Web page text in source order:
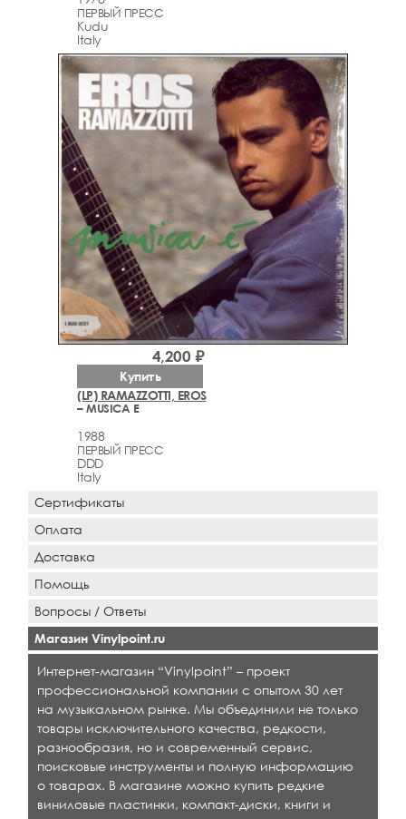
ПЕРВЫЙ ПРЕСС
Kudu
Italy
(LP) RAMAZZOTTI, EROS
– MUSICA E
1988
ПЕРВЫЙ ПРЕСС
DDD
Italy
4,200 ₽
Купить
Сертификаты
Оплата
Доставка
Помощь
Вопросы / Ответы
Магазин Vinylpoint.ru
Интернет-магазин “Vinylpoint” – проект
профессиональной компании с опытом 30 лет
на музыкальном рынке. Мы объединили не только
товары исключительного качества, редкости,
разнообразия, но и современный сервис,
поисковые инструменты и полную информацию
о товарах. В магазине можно купить редкие
виниловые пластинки, компакт-диски, книги и